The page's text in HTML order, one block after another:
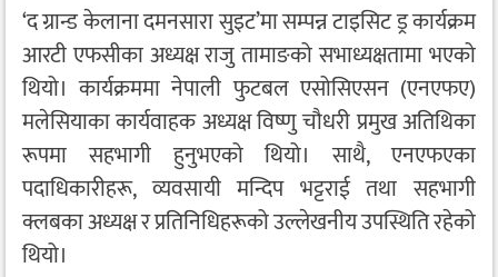
‘द ग्रान्ड केलाना दमनसारा सुइट’मा सम्पन्न टाइसिट ड्र कार्यक्रम
आरटी एफसीका अध्यक्ष राजु तामाङको सभाध्यक्षतामा भएको
थियो। कार्यक्रममा नेपाली फुटबल एसोसिएसन (एनएफए)
मलेसियाका कार्यवाहक अध्यक्ष विष्णु चौधरी प्रमुख अतिथिका
रूपमा सहभागी हुनुभएको थियो। साथै, एनएफएका
पदाधिकारीहरू, व्यवसायी मन्दिप भट्टराई तथा सहभागी
क्लबका अध्यक्ष र प्रतिनिधिहरूको उल्लेखनीय उपस्थिति रहेको
थियो।